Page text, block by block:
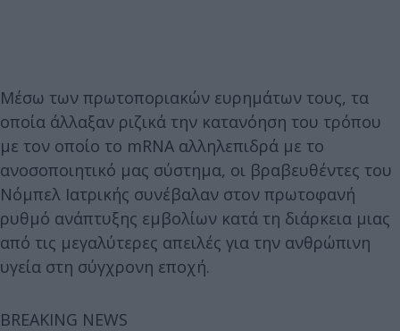
Μέσω των πρωτοποριακών ευρημάτων τους, τα
οποία άλλαξαν ριζικά την κατανόηση του τρόπου
με τον οποίο το mRNA αλληλεπιδρά με το
ανοσοποιητικό μας σύστημα, οι βραβευθέντες του
Νόμπελ Ιατρικής συνέβαλαν στον πρωτοφανή
ρυθμό ανάπτυξης εμβολίων κατά τη διάρκεια μιας
από τις μεγαλύτερες απειλές για την ανθρώπινη
υγεία στη σύγχρονη εποχή.
BREAKING NEWS